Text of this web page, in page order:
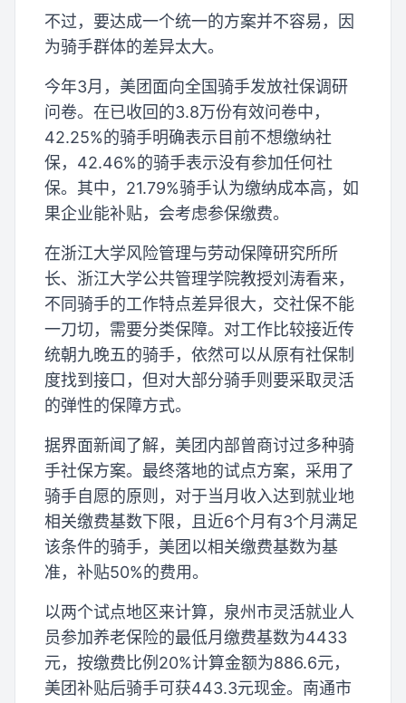
不过，要达成一个统一的方案并不容易，因
为骑手群体的差异太大。
今年3月，美团面向全国骑手发放社保调研
问卷。在已收回的3.8万份有效问卷中，
42.25%的骑手明确表示目前不想缴纳社
保，42.46%的骑手表示没有参加任何社
保。其中，21.79%骑手认为缴纳成本高，如
果企业能补贴，会考虑参保缴费。
在浙江大学风险管理与劳动保障研究所所
长、浙江大学公共管理学院教授刘涛看来，
不同骑手的工作特点差异很大，交社保不能
一刀切，需要分类保障。对工作比较接近传
统朝九晚五的骑手，依然可以从原有社保制
度找到接口，但对大部分骑手则要采取灵活
的弹性的保障方式。
据界面新闻了解，美团内部曾商讨过多种骑
手社保方案。最终落地的试点方案，采用了
骑手自愿的原则，对于当月收入达到就业地
相关缴费基数下限，且近6个月有3个月满足
该条件的骑手，美团以相关缴费基数为基
准，补贴50%的费用。
以两个试点地区来计算，泉州市灵活就业人
员参加养老保险的最低月缴费基数为4433
元，按缴费比例20%计算金额为886.6元，
美团补贴后骑手可获443.3元现金。南通市